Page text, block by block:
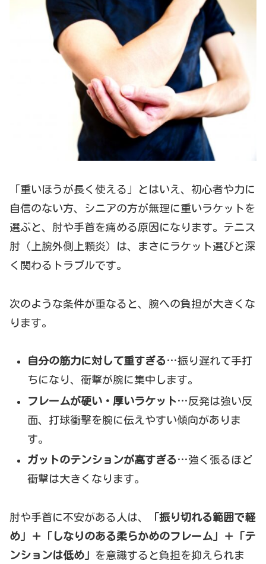
「重いほうが長く使える」とはいえ、初心者や力に
自信のない方、シニアの方が無理に重いラケットを
選ぶと、肘や手首を痛める原因になります。テニス
肘（上腕外側上顆炎）は、まさにラケット選びと深
く関わるトラブルです。
次のような条件が重なると、腕への負担が大きくな
ります。
自分の筋力に対して重すぎる …振り遅れて手打
ちになり、衝撃が腕に集中します。
フレームが硬い・厚いラケット…反発は強い反
面、打球衝撃を腕に伝えやすい傾向がありま
す。
ガットのテンションが高すぎる …強く張るほど
衝撃は大きくなります。
肘や手首に不安がある人は、
「振り切れる範囲で軽
め」＋「しなりのある柔らかめのフレーム」＋「テ
ンションは低め」
を意識すると負担を抑えられま